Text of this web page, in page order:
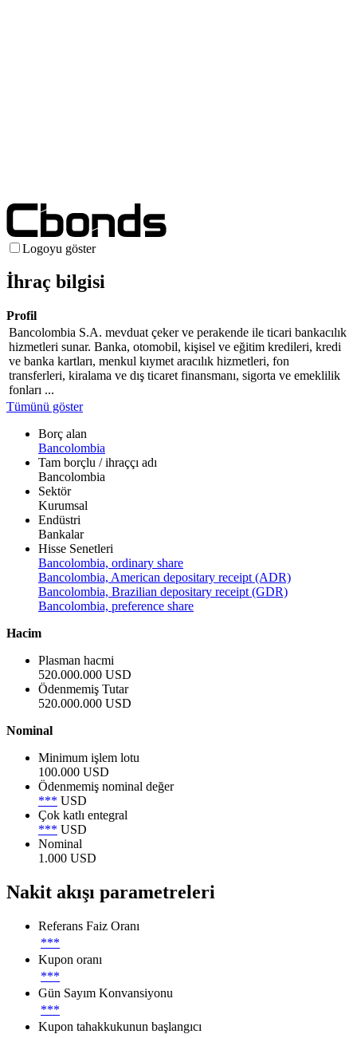
Logoyu göster
İhraç bilgisi
Profil
Bancolombia S.A. mevduat çeker ve perakende ile ticari bankacılık
hizmetleri sunar. Banka, otomobil, kişisel ve eğitim kredileri, kredi
ve banka kartları, menkul kıymet aracılık hizmetleri, fon
transferleri, kiralama ve dış ticaret finansmanı, sigorta ve emeklilik
fonları ...
Tümünü göster
Borç alan
Bancolombia
Tam borçlu / ihraççı adı
Bancolombia
Sektör
Kurumsal
Endüstri
Bankalar
Hisse Senetleri
Bancolombia, ordinary share
Bancolombia, American depositary receipt (ADR)
Bancolombia, Brazilian depositary receipt (GDR)
Bancolombia, preference share
Hacim
Plasman hacmi
520.000.000 USD
Ödenmemiş Tutar
520.000.000 USD
Nominal
Minimum işlem lotu
100.000 USD
Ödenmemiş nominal değer
*** USD
Çok katlı entegral
*** USD
Nominal
1.000 USD
Nakit akışı parametreleri
Referans Faiz Oranı
***
Kupon oranı
***
Gün Sayım Konvansiyonu
***
Kupon tahakkukunun başlangıcı